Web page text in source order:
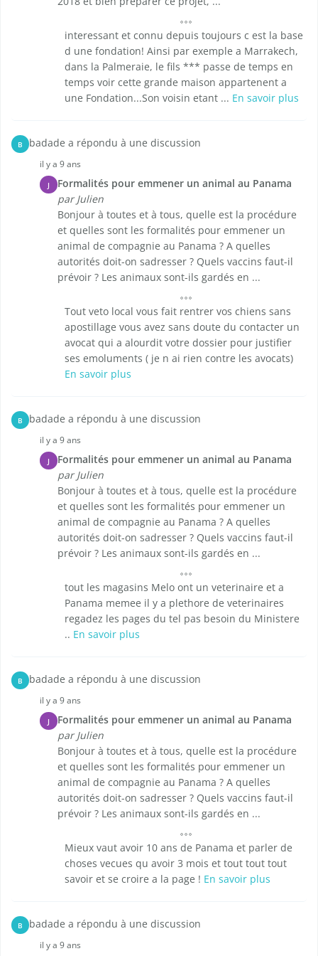
interessant et connu depuis toujours c est la base
d une fondation! Ainsi par exemple a Marrakech,
dans la Palmeraie, le fils *** passe de temps en
temps voir cette grande maison appartenent a
une Fondation...Son voisin etant ... En savoir plus
B badade a répondu à une discussion
il y a 9 ans
J
Formalités pour emmener un animal au Panama
par Julien
Bonjour à toutes et à tous, quelle est la procédure
et quelles sont les formalités pour emmener un
animal de compagnie au Panama ? A quelles
autorités doit-on sadresser ? Quels vaccins faut-il
prévoir ? Les animaux sont-ils gardés en ...
Tout veto local vous fait rentrer vos chiens sans
apostillage vous avez sans doute du contacter un
avocat qui a alourdit votre dossier pour justifier
ses emoluments ( je n ai rien contre les avocats)
En savoir plus
B badade a répondu à une discussion
il y a 9 ans
J
Formalités pour emmener un animal au Panama
par Julien
Bonjour à toutes et à tous, quelle est la procédure
et quelles sont les formalités pour emmener un
animal de compagnie au Panama ? A quelles
autorités doit-on sadresser ? Quels vaccins faut-il
prévoir ? Les animaux sont-ils gardés en ...
tout les magasins Melo ont un veterinaire et a
Panama memee il y a plethore de veterinaires
regadez les pages du tel pas besoin du Ministere
.. En savoir plus
B badade a répondu à une discussion
il y a 9 ans
J
Formalités pour emmener un animal au Panama
par Julien
Bonjour à toutes et à tous, quelle est la procédure
et quelles sont les formalités pour emmener un
animal de compagnie au Panama ? A quelles
autorités doit-on sadresser ? Quels vaccins faut-il
prévoir ? Les animaux sont-ils gardés en ...
Mieux vaut avoir 10 ans de Panama et parler de
choses vecues qu avoir 3 mois et tout tout tout
savoir et se croire a la page ! En savoir plus
B badade a répondu à une discussion
il y a 9 ans